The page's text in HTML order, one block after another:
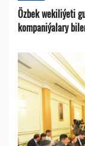
Özbek wekiliýeti
kompaniýalary